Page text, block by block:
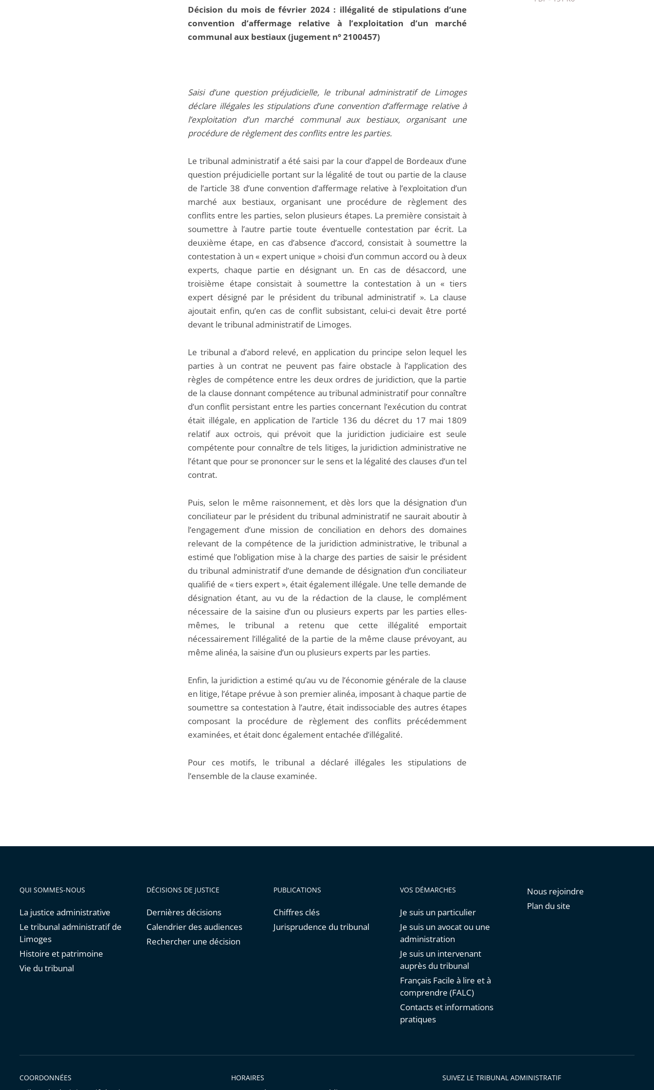
Décision du mois de février 2024 : illégalité de stipulations d’une
convention d’affermage relative à l’exploitation d’un marché
communal aux bestiaux (jugement n° 2100457)
Saisi d’une question préjudicielle, le tribunal administratif de Limoges
déclare illégales les stipulations d’une convention d’affermage relative à
l’exploitation d’un marché communal aux bestiaux, organisant une
procédure de règlement des conflits entre les parties.
Le tribunal administratif a été saisi par la cour d’appel de Bordeaux d’une
question préjudicielle portant sur la légalité de tout ou partie de la clause
de l’article 38 d’une convention d’affermage relative à l’exploitation d’un
marché aux bestiaux, organisant une procédure de règlement des
conflits entre les parties, selon plusieurs étapes. La première consistait à
soumettre à l’autre partie toute éventuelle contestation par écrit. La
deuxième étape, en cas d’absence d’accord, consistait à soumettre la
contestation à un « expert unique » choisi d’un commun accord ou à deux
experts, chaque partie en désignant un. En cas de désaccord, une
troisième étape consistait à soumettre la contestation à un « tiers
expert désigné par le président du tribunal administratif ». La clause
ajoutait enfin, qu’en cas de conflit subsistant, celui-ci devait être porté
devant le tribunal administratif de Limoges.
Le tribunal a d’abord relevé, en application du principe selon lequel les
parties à un contrat ne peuvent pas faire obstacle à l’application des
règles de compétence entre les deux ordres de juridiction, que la partie
de la clause donnant compétence au tribunal administratif pour connaître
d’un conflit persistant entre les parties concernant l’exécution du contrat
était illégale, en application de l’article 136 du décret du 17 mai 1809
relatif aux octrois, qui prévoit que la juridiction judiciaire est seule
compétente pour connaître de tels litiges, la juridiction administrative ne
l’étant que pour se prononcer sur le sens et la légalité des clauses d’un tel
contrat.
Puis, selon le même raisonnement, et dès lors que la désignation d’un
conciliateur par le président du tribunal administratif ne saurait aboutir à
l’engagement d’une mission de conciliation en dehors des domaines
relevant de la compétence de la juridiction administrative, le tribunal a
estimé que l’obligation mise à la charge des parties de saisir le président
du tribunal administratif d’une demande de désignation d’un conciliateur
qualifié de « tiers expert », était également illégale. Une telle demande de
désignation étant, au vu de la rédaction de la clause, le complément
nécessaire de la saisine d’un ou plusieurs experts par les parties elles-
mêmes, le tribunal a retenu que cette illégalité emportait
nécessairement l’illégalité de la partie de la même clause prévoyant, au
même alinéa, la saisine d’un ou plusieurs experts par les parties.
Enfin, la juridiction a estimé qu’au vu de l’économie générale de la clause
en litige, l’étape prévue à son premier alinéa, imposant à chaque partie de
soumettre sa contestation à l’autre, était indissociable des autres étapes
composant la procédure de règlement des conflits précédemment
examinées, et était donc également entachée d’illégalité.
Pour ces motifs, le tribunal a déclaré illégales les stipulations de
l’ensemble de la clause examinée.
QUI SOMMES-NOUS
La justice administrative
Le tribunal administratif de
Limoges
Histoire et patrimoine
Vie du tribunal
DÉCISIONS DE JUSTICE
Dernières décisions
Calendrier des audiences
Rechercher une décision
PUBLICATIONS
Chiffres clés
Jurisprudence du tribunal
VOS DÉMARCHES
Je suis un particulier
Je suis un avocat ou une
administration
Je suis un intervenant
auprès du tribunal
Français Facile à lire et à
comprendre (FALC)
Contacts et informations
pratiques
Nous rejoindre
Plan du site
COORDONNÉES HORAIRES SUIVEZ LE TRIBUNAL ADMINISTRATIF